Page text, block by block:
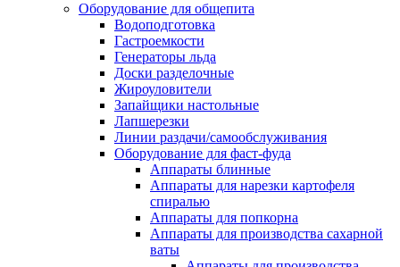
Оборудование для общепита
Водоподготовка
Гастроемкости
Генераторы льда
Доски разделочные
Жироуловители
Запайщики настольные
Лапшерезки
Линии раздачи/самообслуживания
Оборудование для фаст-фуда
Аппараты блинные
Аппараты для нарезки картофеля
спиралью
Аппараты для попкорна
Аппараты для производства сахарной
ваты